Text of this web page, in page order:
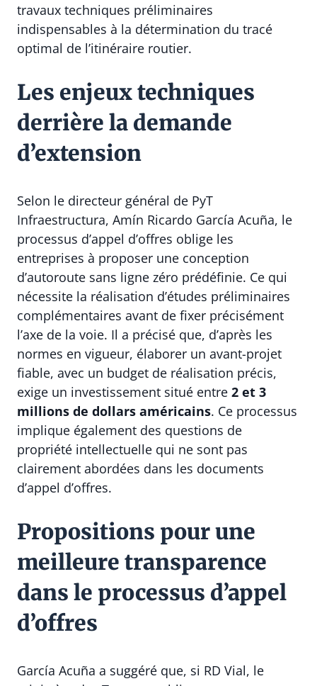
travaux techniques préliminaires
indispensables à la détermination du tracé
optimal de l’itinéraire routier.
Les enjeux techniques
derrière la demande
d’extension
Selon le directeur général de PyT
Infraestructura, Amín Ricardo García Acuña, le
processus d’appel d’offres oblige les
entreprises à proposer une conception
d’autoroute sans ligne zéro prédéfinie. Ce qui
nécessite la réalisation d’études préliminaires
complémentaires avant de fixer précisément
l’axe de la voie. Il a précisé que, d’après les
normes en vigueur, élaborer un avant-projet
fiable, avec un budget de réalisation précis,
exige un investissement situé entre 2 et 3
millions de dollars américains. Ce processus
implique également des questions de
propriété intellectuelle qui ne sont pas
clairement abordées dans les documents
d’appel d’offres.
Propositions pour une
meilleure transparence
dans le processus d’appel
d’offres
García Acuña a suggéré que, si RD Vial, le